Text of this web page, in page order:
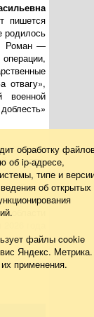
пишется
родилось
Роман —
отвагу»,
военной
области.
Семья
обработку
об ip-адресе,
типе и
об открытых
файлы cookie
Яндекс. Метрика.
применения.